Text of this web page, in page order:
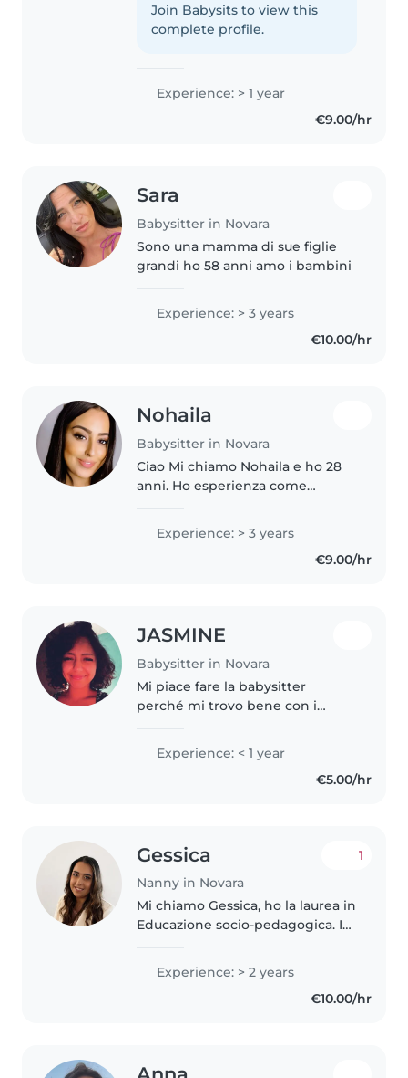
trovo bene con gli animali e
sono disponibile per faccende
Join Babysits to view this
complete profile.
Experience: > 1 year
€9.00/hr
Sara
Babysitter in Novara
Sono una mamma di sue figlie
grandi ho 58 anni amo i bambini
Experience: > 3 years
€10.00/hr
Nohaila
Babysitter in Novara
Ciao Mi chiamo Nohaila e ho 28
anni. Ho esperienza come
diverse età e sono anche
mamma, quindi conosco bene le
Experience: > 3 years
€9.00/hr
JASMINE
Babysitter in Novara
Mi piace fare la babysitter
perché mi trovo bene con i
sicuro e divertente per loro.
Sono una persona paziente,
Experience: < 1 year
€5.00/hr
Gessica
Nanny in Novara
1
Mi chiamo Gessica, ho la laurea in
Educazione socio‐pedagogica. In
esperienze nel mondo
dell'infanzia: ho lavorato come
babysitter, ho svolto supplenze..
Experience: > 2 years
€10.00/hr